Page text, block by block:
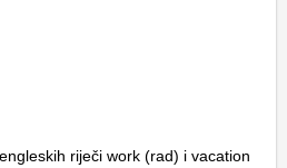
riječi work (rad) i vacation